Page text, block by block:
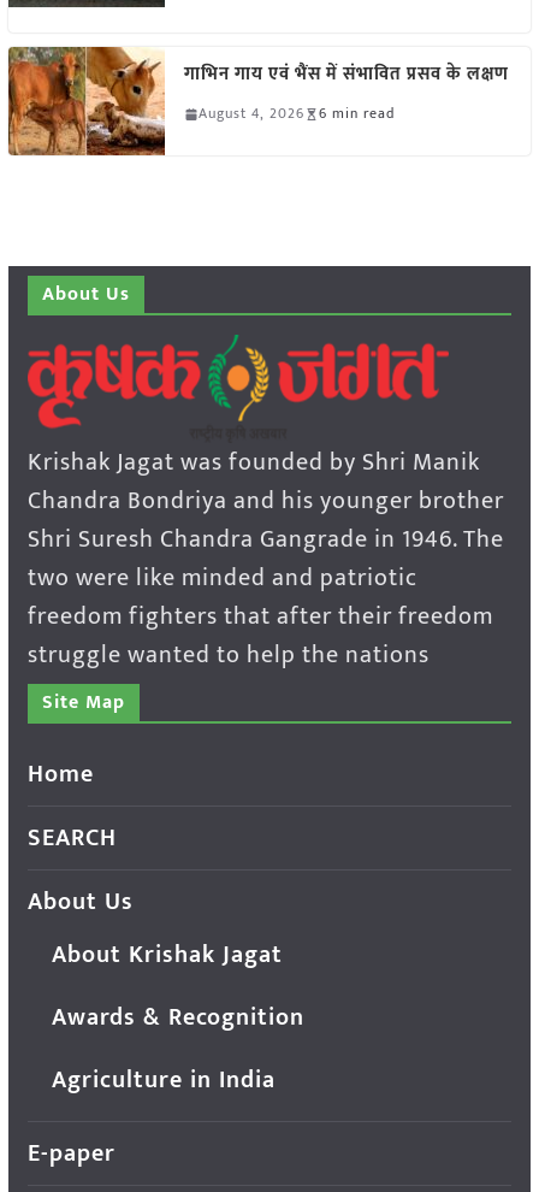
गाभिन गाय एवं भैंस में संभावित प्रसव के लक्षण
August 4, 2026 6 min read
About Us
Krishak Jagat was founded by Shri Manik
Chandra Bondriya and his younger brother
Shri Suresh Chandra Gangrade in 1946. The
two were like minded and patriotic
freedom fighters that after their freedom
struggle wanted to help the nations
Site Map
Home
SEARCH
About Us
About Krishak Jagat
Awards & Recognition
Agriculture in India
E-paper